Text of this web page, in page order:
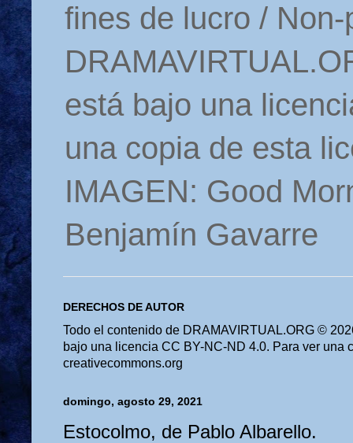
fines de lucro /
está bajo una
una copia de esta
IMAGEN: Good
Benjamín Gavarre
DERECHOS DE AUTOR
Todo el contenido de DRAMAVIRTUAL.ORG ©
bajo una licencia CC BY-NC-ND 4.0. Para ver una
creativecommons.org
domingo, agosto 29, 2021
Estocolmo, de Pablo Albarello.